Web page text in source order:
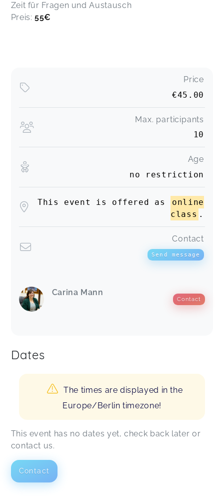
Zeit für Fragen und Austausch
Preis:55€
Price
€45.00
Max. participants
10
Age
no restriction
This event is offered as
online
class .
Contact
Send message
Carina Mann
Contact
Dates
The times are displayed in the
Europe/Berlin timezone!
This event has no dates yet, check back later or
contact us.
Contact